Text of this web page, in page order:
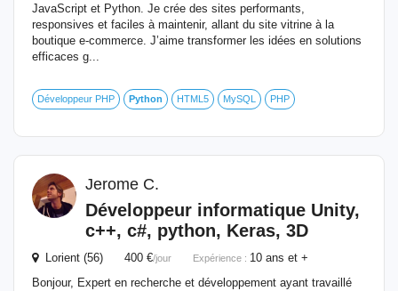
JavaScript et Python. Je crée des sites performants,
responsives et faciles à maintenir, allant du site vitrine à la
boutique e-commerce. J’aime transformer les idées en solutions
efficaces g...
Développeur PHP Python HTML5 MySQL PHP
Jerome C.
Développeur informatique Unity,
c++, c#, python, Keras, 3D
Lorient (56) 400 €/jour Expérience : 10 ans et +
Bonjour, Expert en recherche et développement ayant travaillé